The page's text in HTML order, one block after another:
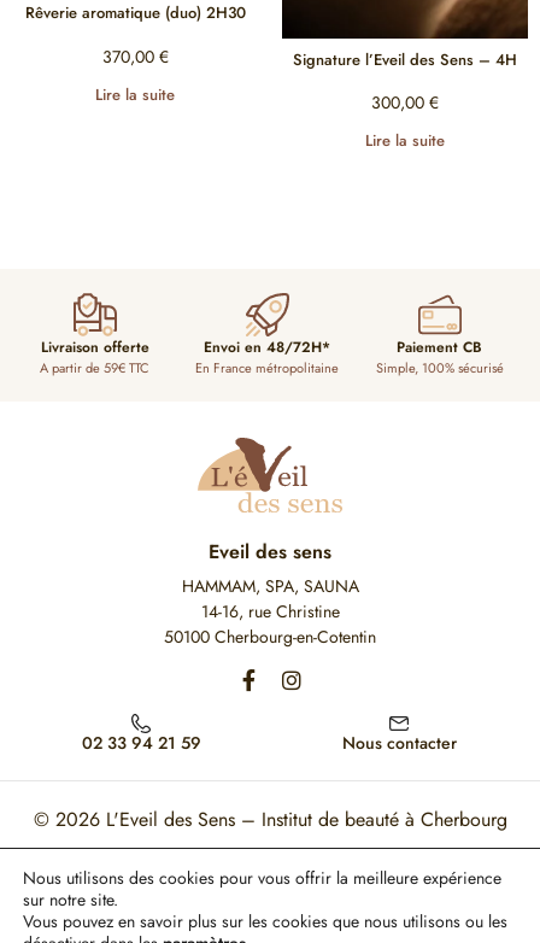
Rêverie aromatique (duo) 2H30
370,00 €
Lire la suite
Signature l’Eveil des Sens – 4H
300,00 €
Lire la suite
Livraison offerte
A partir de 59€ TTC
Envoi en 48/72H*
En France métropolitaine
Paiement CB
Simple, 100% sécurisé
Eveil des sens
HAMMAM, SPA, SAUNA
14-16, rue Christine
50100 Cherbourg-en-Cotentin
02 33 94 21 59 Nous contacter
© 2026 L'Eveil des Sens – Institut de beauté à Cherbourg
Ce site est protégé par reCAPTCHA. Les règles de confidentialité et les conditions
d'utilisation de Google s'appliquent.
Nous utilisons des cookies pour vous offrir la meilleure expérience
sur notre site.
Vous pouvez en savoir plus sur les cookies que nous utilisons ou les